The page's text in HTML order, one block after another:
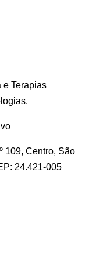
e Terapias
109, Centro, São
24.421-005